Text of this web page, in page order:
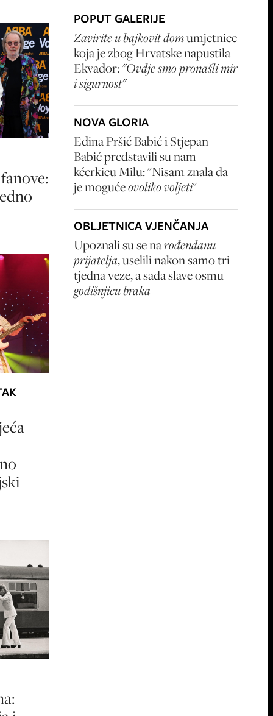
POPUT GALERIJE
Zavirite u bajkovit domumjetnice
koja je zbog Hrvatske napustila
Ekvador:"Ovdje smo pronašli mir
i sigurnost"
NOVA GLORIA
Edina Pršić Babić i Stjepan
Babić predstavili su nam
kćerkicu Milu: "Nisam znala da
je mogućeovoliko voljeti"
OBLJETNICA VJENČANJA
Upoznali su se narođendanu
prijatelja, uselili nakon samo tri
tjedna veze, a sada slave osmu
godišnjicu braka